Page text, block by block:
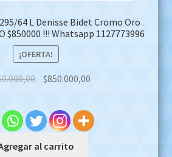
64 L Denisse Bidet Cromo Oro
$850000 !!! Whatsapp 1127773996
¡OFERTA!
Original
was:
$1.350.000,00.
$850.000,00Current
is:
$850.000,00.
al carrito